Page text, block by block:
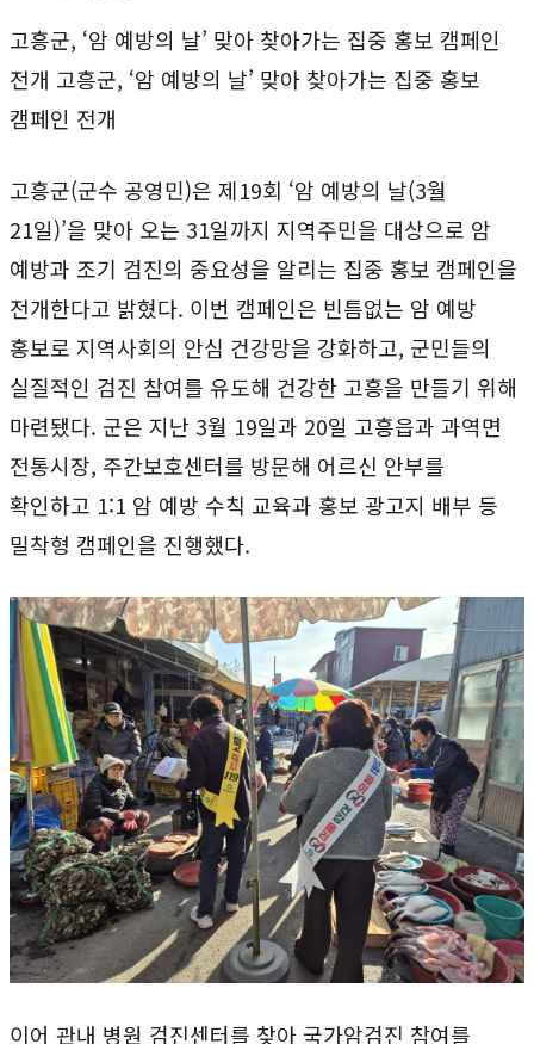
고흥군, ‘암 예방의 날’ 맞아 찾아가는 집중 홍보 캠페인
전개 고흥군, ‘암 예방의 날’ 맞아 찾아가는 집중 홍보
캠페인 전개
고흥군(군수 공영민)은 제19회 ‘암 예방의 날(3월
21일)’을 맞아 오는 31일까지 지역주민을 대상으로 암
예방과 조기 검진의 중요성을 알리는 집중 홍보 캠페인을
전개한다고 밝혔다. 이번 캠페인은 빈틈없는 암 예방
홍보로 지역사회의 안심 건강망을 강화하고, 군민들의
실질적인 검진 참여를 유도해 건강한 고흥을 만들기 위해
마련됐다. 군은 지난 3월 19일과 20일 고흥읍과 과역면
전통시장, 주간보호센터를 방문해 어르신 안부를
확인하고 1:1 암 예방 수칙 교육과 홍보 광고지 배부 등
밀착형 캠페인을 진행했다.
이어 관내 병원 검진센터를 찾아 국가암검진 참여를